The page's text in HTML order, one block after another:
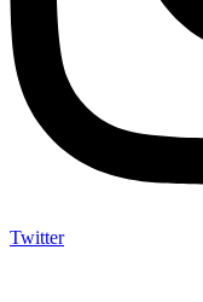
Twitter